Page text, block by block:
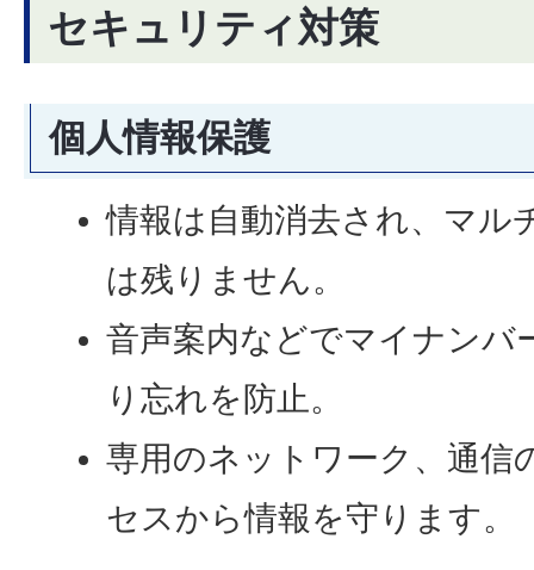
セキュリティ対策
個人情報保護
情報は自動消去され、マル
は残りません。
音声案内などでマイナンバ
り忘れを防止。
専用のネットワーク、通信
セスから情報を守ります。